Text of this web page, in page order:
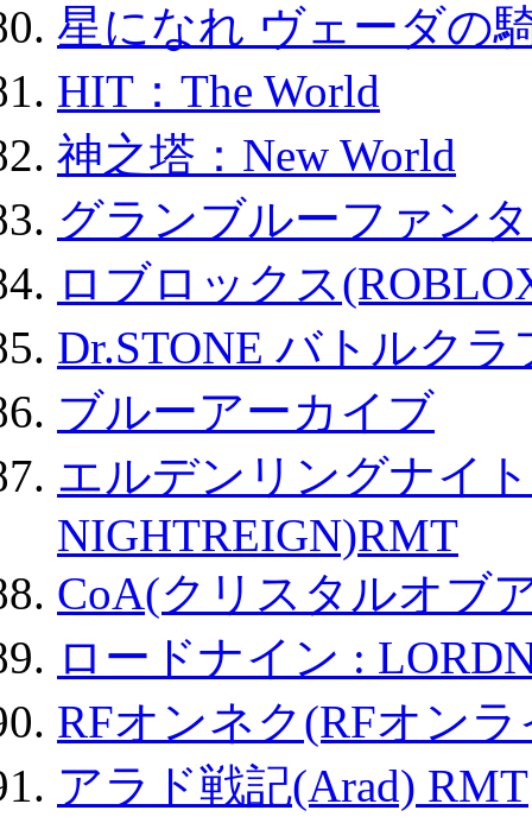
星になれ ヴェーダの
HIT：The World
神之塔：New World
グランブルーファン
ロブロックス
Dr.STONE バトルク
ブルーアーカイブ
エルデンリングナイ
NIGHTREIGN)RMT
CoA(クリスタルオブ
ロードナイン :
RFオンネク(RFオン
アラド戦記(Arad) RMT